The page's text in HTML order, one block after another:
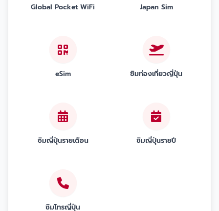
Global Pocket WiFi Japan Sim
eSim ซิมท่องเที่ยวญี่ปุ่น
ซิมญี่ปุ่นรายเดือน ซิมญี่ปุ่นรายปี
ซิมโทรญี่ปุ่น